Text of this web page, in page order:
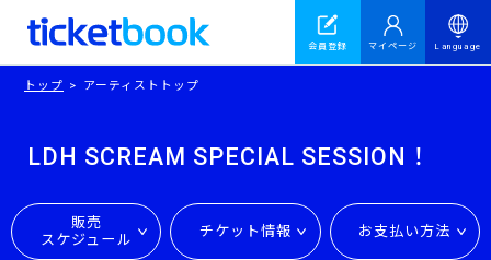
会員登録 マイページ Language
トップ アーティストトップ
LDH SCREAM SPECIAL SESSION！
販売
スケジュール
チケット情報 お支払い方法